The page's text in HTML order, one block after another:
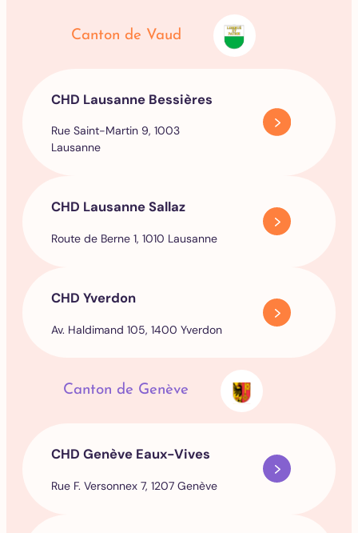
Canton de Vaud
CHD Lausanne Bessières
Rue Saint-Martin 9, 1003
Lausanne
CHD Lausanne Sallaz
Route de Berne 1, 1010 Lausanne
CHD Yverdon
Av. Haldimand 105, 1400 Yverdon
Canton de Genève
CHD Genève Eaux-Vives
Rue F. Versonnex 7, 1207 Genève